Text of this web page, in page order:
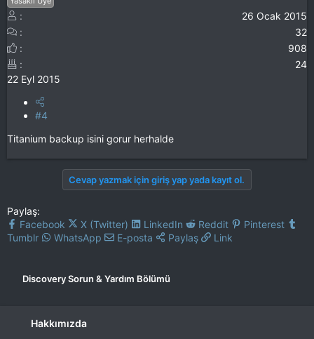
26 Ocak 2015
32
908
24
22 Eyl 2015
#4
Titanium backup isini gorur herhalde
Cevap yazmak için giriş yap yada kayıt ol.
Paylaş:
Facebook
X (Twitter) LinkedIn Reddit
Pinterest
Tumblr
WhatsApp E-posta Paylaş Link
Discovery Sorun & Yardım Bölümü
Hakkımızda